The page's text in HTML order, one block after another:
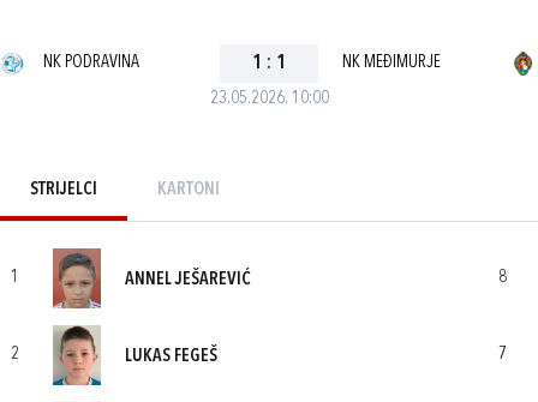
23.05.2026. 10:00
NK PODRAVINA 1 : 1 NK MEĐIMURJE
STRIJELCI KARTONI
1 ANNEL JEŠAREVIĆ 8
2 LUKAS FEGEŠ 7